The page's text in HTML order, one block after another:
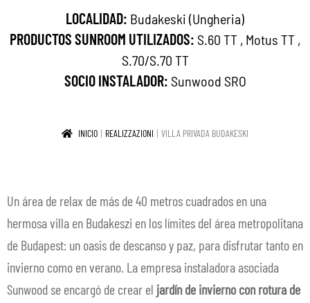
CONTACTOS
ES
LOCALIDAD: Budakeski (Ungheria)
PRODUCTOS SUNROOM UTILIZADOS: S.60 TT , Motus TT ,
S.70/S.70 TT
SOCIO INSTALADOR: Sunwood SRO
INICIO REALIZZAZIONI VILLA PRIVADA BUDAKESKI
Un área de relax de más de 40 metros cuadrados en una
hermosa villa en Budakeszi en los límites del área metropolitana
de Budapest: un oasis de descanso y paz, para disfrutar tanto en
invierno como en verano. La empresa instaladora asociada
Sunwood se encargó de crear el jardín de invierno con rotura de